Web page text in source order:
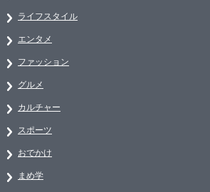
ライフスタイル
エンタメ
ファッション
グルメ
カルチャー
スポーツ
おでかけ
まめ学